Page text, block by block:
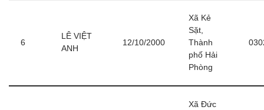
6
LÊ VIỆT
ANH
12/10/2000
Xã Kẻ
Sặt,
Thành
phố Hải
Phòng
Xã Đức